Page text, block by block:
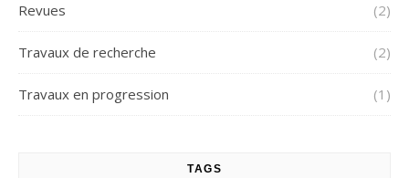
Revues (2)
Travaux de recherche (2)
Travaux en progression (1)
TAGS